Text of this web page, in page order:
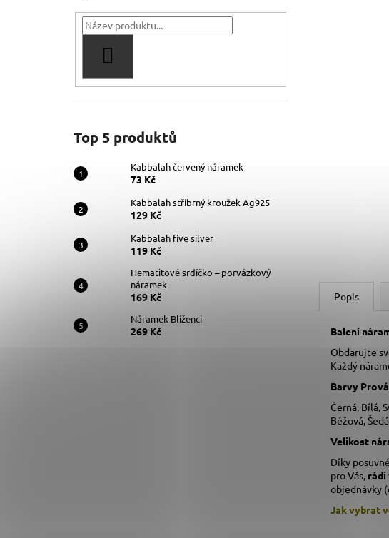
Top 5 produktů
Kabbalah červený náramek
73 Kč
Kabbalah stříbrný kroužek Ag925
129 Kč
Kabbalah five silver
119 Kč
Hematitové srdíčko – porvázkový
náramek
169 Kč
Náramek Blíženci
269 Kč
Popis
Balení
Obdarujte
Každý
Barvy
Černá, Bílá,
Béžová,
Velikost
Díky
pro Vás, rádi
objednávky
Jak vybrat